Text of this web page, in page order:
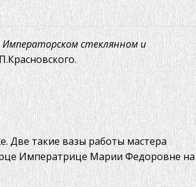
Императорском стеклянном и
Две такие вазы работы мастера
Императрице Марии Федоровне на